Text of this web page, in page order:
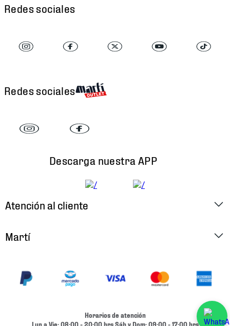
Redes sociales
Redes sociales
Descarga nuestra APP
Atención al cliente
Cambios y Devoluciones
Martí
Ubica tu Tienda
Términos y Condiciones
Horarios de atención
Lun a Vie: 08:00 - 20:00 hrs Sáb y Dom: 09:00 - 17:00 hrs